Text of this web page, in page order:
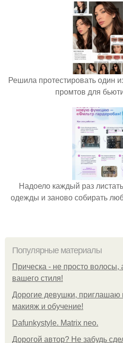
Решила протестировать один
промтов для
Надоело каждый раз
одежды и заново собирать
Популярные материалы
Прическа - не просто
вашего стиля!
Дорогие девушки, приглашаю
макияж и обучение!
Dafunkystyle. Matrix neo.
Дорогой автор? Не забудь